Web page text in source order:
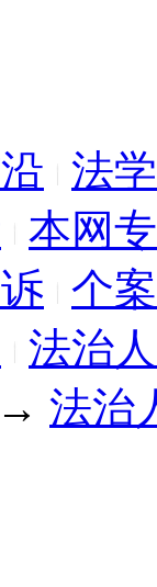
法
本网
个
法治
→ 法治